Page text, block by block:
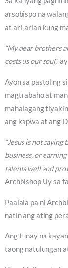
arsobispo na
at ari-arian kung
“My dear brothers
costs us our soul,”
Ayon sa pastol ng
magtrabaho at
mahalagang
ang kapwa at ang
“Jesus is not saying
business, or
talents well and
Archbishop Uy sa
Paalala pa ni
natin ang ating
Ang tunay na
taong natulungan